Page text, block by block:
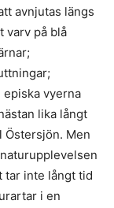
avnjutas längs
varv på blå
vyerna
lika långt
Östersjön. Men
tar inte långt tid
i en